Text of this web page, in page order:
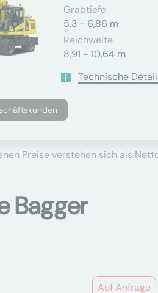
Grabtiefe
5,3 - 6,86 m
Reichweite
8,91 - 10,64 m
Technische
Preise verstehen sich als
Bagger
Auf Anfrage